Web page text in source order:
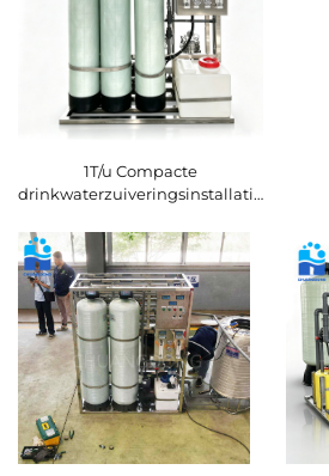
1T/u Compacte
drinkwaterzuiveringsinstallatie
RO-omkeerosmose-systeem
voor commercieel gebruik